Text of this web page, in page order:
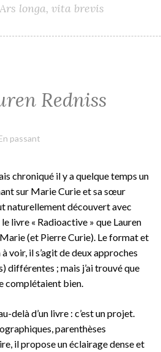
Ars longa, vita brevis
Redniss
passant
chroniqué il y a quelque temps un
sur Marie Curie et sa sœur
naturellement découvert avec
livre « Radioactive » que Lauren
(et Pierre Curie). Le format et
voir, il s’agit de deux approches
différentes ; mais j’ai trouvé que
complétaient bien.
delà d’un livre : c’est un projet.
parenthèses
il propose un éclairage dense et